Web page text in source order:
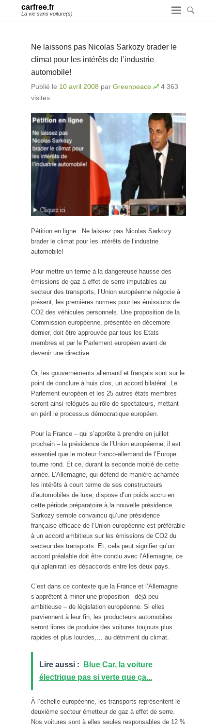
carfree.fr
La vie sans voiture(s)
Ne laissons pas Nicolas Sarkozy brader le
climat pour les intérêts de l’industrie
automobile!
Publié le 10 avril 2008 par Greenpeace
4 363
visites
Pétition en ligne : Ne laissez pas Nicolas Sarkozy
brader le climat pour les intérêts de l’industrie
automobile!
Pour mettre un terme à la dangereuse hausse des
émissions de gaz à effet de serre imputables au
secteur des transports, l’Union européenne négocie à
présent, les premières normes pour les émissions de
CO2 des véhicules personnels. Une proposition de la
Commission européenne, présentée en décembre
dernier, doit être approuvée par tous les Etats
membres et par le Parlement européen avant de
devenir une directive.
Or, les gouvernements allemand et français sont sur le
point de conclure à huis clos, un accord bilatéral. Le
Parlement européen et les 25 autres états membres
seront ainsi relégués au rôle de spectateurs, mettant
en péril le processus démocratique européen.
Pour la France – qui s’apprête à prendre en juillet
prochain – la présidence de l’Union européenne, il est
essentiel que le moteur franco-allemand de l’Europe
tourne rond. Et ce, durant la seconde moitié de cette
année. L’Allemagne, qui défend de manière acharnée
les intérêts à court terme de ses constructeurs
d’automobiles de luxe, dispose d’un poids accru en
cette période préparatoire à la nouvelle présidence.
Sarkozy semble convaincu qu’une présidence
française efficace de l’Union européenne est préférable
à un accord ambitieux sur les émissions de CO2 du
secteur des transports. Et, cela peut signifier qu’un
accord préalable doit être conclu avec l’Allemagne, ce
qui aplanirait les désaccords entre les deux pays.
C’est dans ce contexte que la France et l’Allemagne
s’apprêtent à miner une proposition –déjà peu
ambitieuse – de législation européenne. Si elles
parviennent à leur fin, les producteurs automobiles
seront libres de produire des voitures toujours plus
rapides et plus lourdes,… au détriment du climat.
Lire aussi :
Blue Car, la voiture
électrique pas si verte que ça...
À l’échelle européenne, les transports représentent le
deuxième secteur émetteur de gaz à effet de serre.
Nos voitures sont à elles seules responsables de 12 %